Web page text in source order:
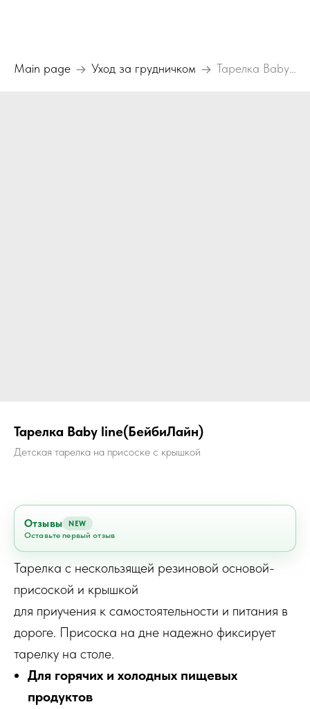
Main page Уход за грудничком
Тарелка Baby line(БейбиЛайн)
Детская тарелка на присоске с крышкой
Отзывы NEW
Оставьте первый отзыв
Тарелка с нескользящей резиновой основой-
присоской и крышкой
для приучения к самостоятельности и питания в
дороге. Присоска на дне надежно фиксирует
тарелку на столе.
Для горячих и холодных пищевых
продуктов